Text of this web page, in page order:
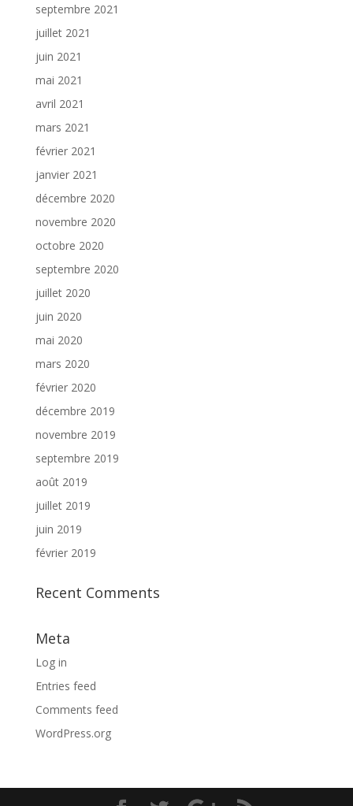
septembre 2021
juillet 2021
juin 2021
mai 2021
avril 2021
mars 2021
février 2021
janvier 2021
décembre 2020
novembre 2020
octobre 2020
septembre 2020
juillet 2020
juin 2020
mai 2020
mars 2020
février 2020
décembre 2019
novembre 2019
septembre 2019
août 2019
juillet 2019
juin 2019
février 2019
Recent Comments
Meta
Log in
Entries feed
Comments feed
WordPress.org